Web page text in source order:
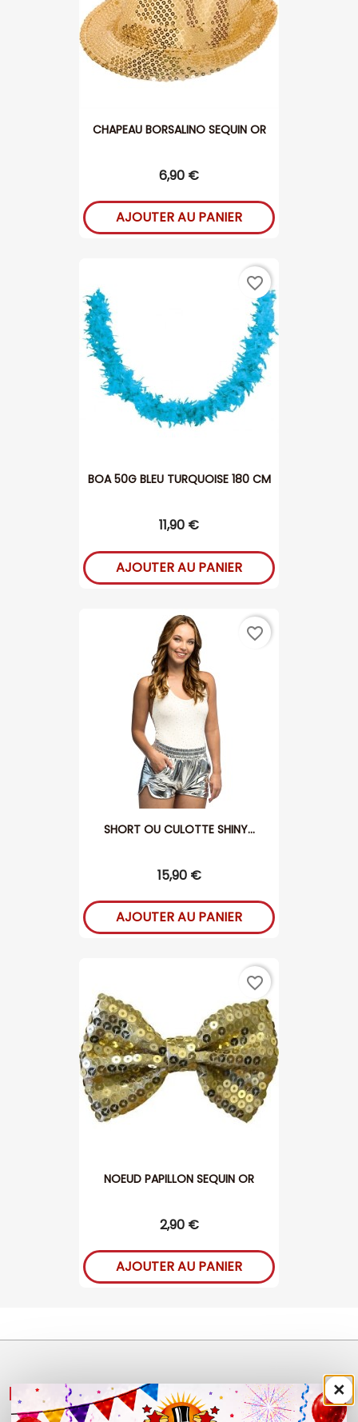
CHAPEAU BORSALINO SEQUIN OR
6,90 €
AJOUTER AU PANIER
BOA 50G BLEU TURQUOISE 180 CM
11,90 €
AJOUTER AU PANIER
favorite_border
SHORT OU CULOTTE SHINY...
15,90 €
AJOUTER AU PANIER
favorite_border
NOEUD PAPILLON SEQUIN OR
2,90 €
AJOUTER AU PANIER
favorite_border
NOS PRODUITS ×